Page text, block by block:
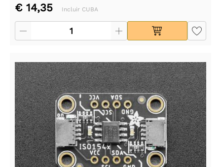
€ 14,35 Incluir CUBA